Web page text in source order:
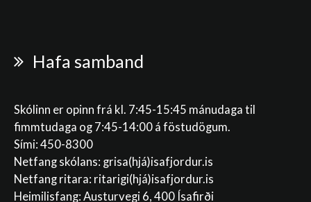
Hafa samband
Skólinn er opinn frá kl. 7:45-15:45 mánudaga til
fimmtudaga og 7:45-14:00 á föstudögum.
Sími: 450-8300
Netfang skólans: grisa(hjá)isafjordur.is
Netfang ritara: ritarigi(hjá)isafjordur.is
Heimilisfang: Austurvegi 6, 400 Ísafirði